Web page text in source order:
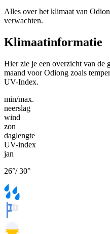
Alles over het klimaat van
verwachten.
Klimaatinformatie
Hier zie je een overzicht van de
maand voor Odiong zoals
UV-Index.
min/max.
neerslag
wind
zon
daglengte
UV-index
jan
26°/30°